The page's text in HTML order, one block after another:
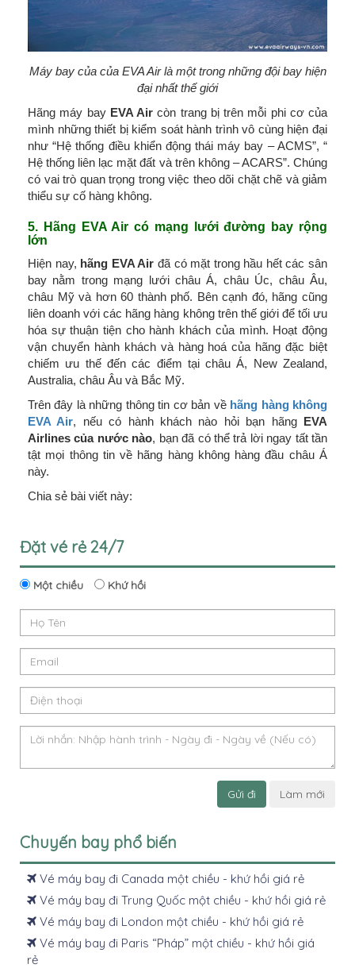
Máy bay của của EVA Air là một trong những đội bay hiện
đại nhất thế giới
Hãng máy bayEVA Air còn trang bị trên mỗi phi cơ của
mình những thiết bị kiểm soát hành trình vô cùng hiện đại
như “Hệ thống điều khiển động thái máy bay – ACMS”, “
Hệ thống liên lạc mặt đất và trên không – ACARS”. Chúng
có vai trò quan trọng trong việc theo dõi chặt chẽ và giảm
thiểu sự cố hàng không.
5. Hãng EVA Air có mạng lưới đường bay rộng
lớn
Hiện nay, hãng EVA Air đã có mặt trong hầu hết các sân
bay nằm trong mạng lưới châu Á, châu Úc, châu Âu,
châu Mỹ và hơn 60 thành phố. Bên cạnh đó, hãng cũng
liên doanh với các hãng hàng không trên thế giới để tối ưu
hóa sự thuận tiện cho hành khách của mình. Hoạt động
vận chuyển hành khách và hàng hoá của hãng đặc biệt
chiếm ưu thế đến các điểm tại châu Á, New Zealand,
Australia, châu Âu và Bắc Mỹ.
Trên đây là những thông tin cơ bản về hãng hàng không
EVA Air, nếu có hành khách nào hỏi bạn hãng EVA
Airlines của nước nào, bạn đã có thể trả lời ngay tất tần
tật mọi thông tin về hãng hàng không hàng đầu châu Á
này.
Chia sẻ bài viết này:
Đặt vé rẻ 24/7
Một chiều Khứ hồi
Gửi đi Làm mới
Chuyến bay phổ biến
Vé máy bay đi Canada một chiều - khứ hồi giá rẻ
Vé máy bay đi Trung Quốc một chiều - khứ hồi giá rẻ
Vé máy bay đi London một chiều - khứ hồi giá rẻ
Vé máy bay đi Paris “Pháp” một chiều - khứ hồi giá
rẻ